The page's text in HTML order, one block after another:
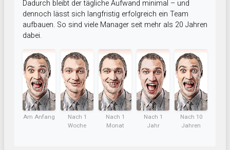
Dadurch bleibt der tägliche Aufwand minimal – und
dennoch lässt sich langfristig erfolgreich ein Team
aufbauen. So sind viele Manager seit mehr als 20 Jahren
dabei.
Am Anfang
Nach 1
Woche
Nach 1
Monat
Nach 1
Jahr
Nach 10
Jahren